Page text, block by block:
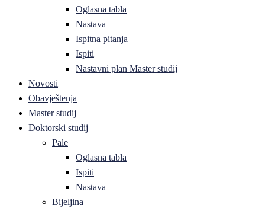
Oglasna tabla
Nastava
Ispitna pitanja
Ispiti
Nastavni plan Master studij
Novosti
Obavještenja
Master studij
Doktorski studij
Pale
Oglasna tabla
Ispiti
Nastava
Bijeljina